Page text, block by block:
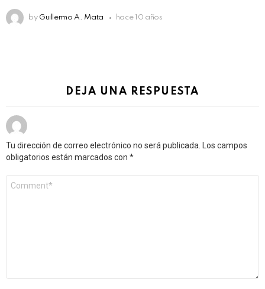
by Guillermo A. Mata hace 10 años
DEJA UNA RESPUESTA
Tu dirección de correo electrónico no será publicada.
Los campos
obligatorios están marcados con *